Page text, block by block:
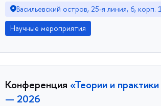
Васильевский остров, 25-я линия, 6, корп. 1
Научные мероприятия
Конференция «Теории и
— 2026